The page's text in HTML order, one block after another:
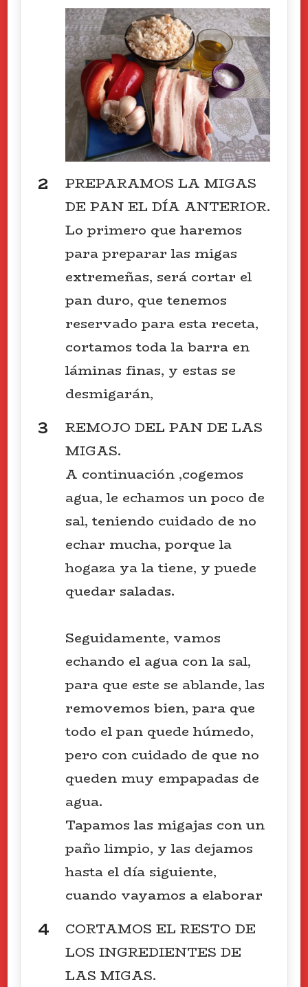
PREPARAMOS LA MIGAS
DE PAN EL DÍA ANTERIOR.
Lo primero que haremos
para preparar las migas
extremeñas, será cortar el
pan duro, que tenemos
reservado para esta receta,
cortamos toda la barra en
láminas finas, y estas se
desmigarán,
REMOJO DEL PAN DE LAS
MIGAS.
A continuación ,cogemos
agua, le echamos un poco de
sal, teniendo cuidado de no
echar mucha, porque la
hogaza ya la tiene, y puede
quedar saladas.
Seguidamente, vamos
echando el agua con la sal,
para que este se ablande, las
removemos bien, para que
todo el pan quede húmedo,
pero con cuidado de que no
queden muy empapadas de
agua.
Tapamos las migajas con un
paño limpio, y las dejamos
hasta el día siguiente,
cuando vayamos a elaborar
CORTAMOS EL RESTO DE
LOS INGREDIENTES DE
LAS MIGAS.